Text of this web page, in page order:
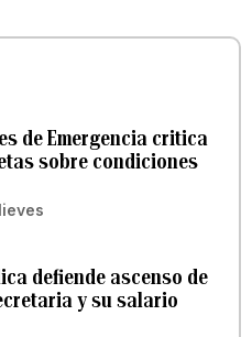
de Emergencia critica
sobre condiciones
defiende ascenso de
y su salario